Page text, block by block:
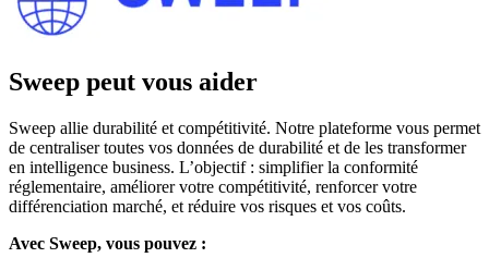
Sweep peut vous aider
Sweep allie durabilité et compétitivité. Notre plateforme vous permet
de centraliser toutes vos données de durabilité et de les transformer
en intelligence business. L’objectif : simplifier la conformité
réglementaire, améliorer votre compétitivité, renforcer votre
différenciation marché, et réduire vos risques et vos coûts.
Avec Sweep, vous pouvez :